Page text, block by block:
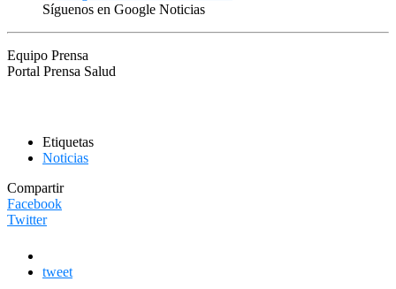
Síguenos en Google Noticias
Equipo Prensa
Portal Prensa Salud
Etiquetas
Noticias
Compartir
Facebook
Twitter
tweet